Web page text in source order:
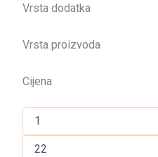
Vrsta dodatka
Vrsta proizvoda
Cijena